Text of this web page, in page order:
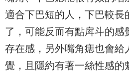
適合下巴短的人，下巴較長
了，可能反而有點戽斗的感
存在感，另外嘴角痣也會給
覺，且隱約有著一絲性感的